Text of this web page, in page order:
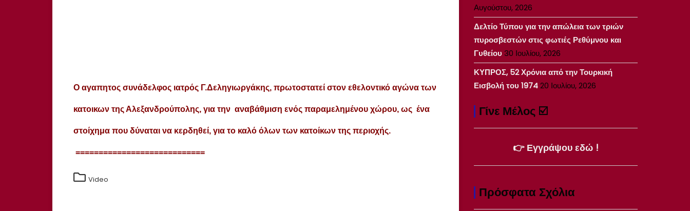
Ο αγαπητος συνάδελφος ιατρός Γ.Δεληγιωργάκης, πρωτοστατεί στον εθελοντικό αγώνα των
κατοικων της Αλεξανδρούπολης, για την αναβάθμιση ενός παραμελημένου χώρου, ως ένα
στοίχημα που δύναται να κερδηθεί, για το καλό όλων των κατοίκων της περιοχής.
============================
Video
Αυγούστου, 2026
Δελτίο Τύπου για την απώλεια των τριών
πυροσβεστών στις φωτιές Ρεθύμνου και
Γυθείου 30 Ιουλίου, 2026
ΚΥΠΡΟΣ, 52 Χρόνια από την Τουρκική
Εισβολή του 197420 Ιουλίου, 2026
Γίνε Μέλος ☑️
👉 Εγγράψου εδώ !
Πρόσφατα Σχόλια